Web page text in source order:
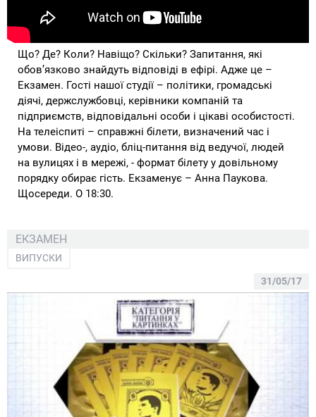
Що? Де? Коли? Навіщо? Скільки? Запитання, які
обов’язково знайдуть відповіді в ефірі. Адже це –
Екзамен. Гості нашої студії – політики, громадські
діячі, держслужбовці, керівники компаній та
підприємств, відповідальні особи і цікаві особистості.
На телеіспиті – справжні білети, визначений час і
умови. Відео-, аудіо, бліц-питання від ведучої, людей
на вулицях і в мережі, - формат білету у довільному
порядку обирає гість. Екзаменує – Анна Паукова.
Щосереди. О 18:30.
ЕКЗАМЕН
ВИПУСКИ
31/05/17